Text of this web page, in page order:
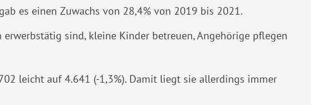
es einen Zuwachs von 28,4% von 2019 bis 2021.
sind, kleine Kinder betreuen, Angehörige pflegen
leicht auf 4.641 (-1,3%). Damit liegt sie allerdings immer